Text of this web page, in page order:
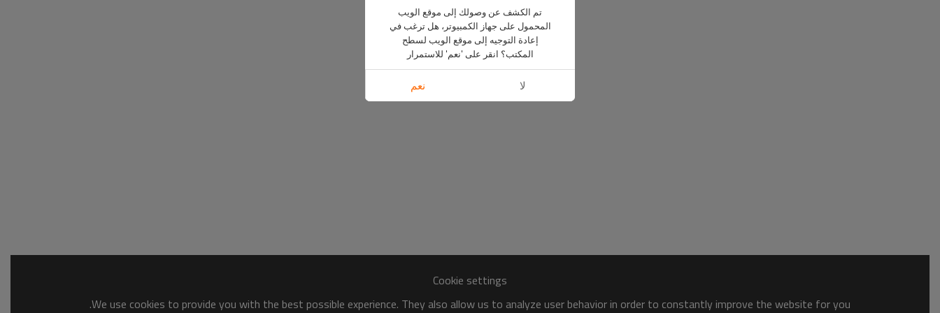
Cookie settings
We use cookies to provide you with the best possible experience. They also allow us to analyze user behavior in order to constantly improve the website for you.
تم الكشف عن وصولك إلى موقع الويب
المحمول على جهاز الكمبيوتر، هل ترغب في
إعادة التوجيه إلى موقع الويب لسطح
المكتب؟ انقر على 'نعم' للاستمرار
لا نعم